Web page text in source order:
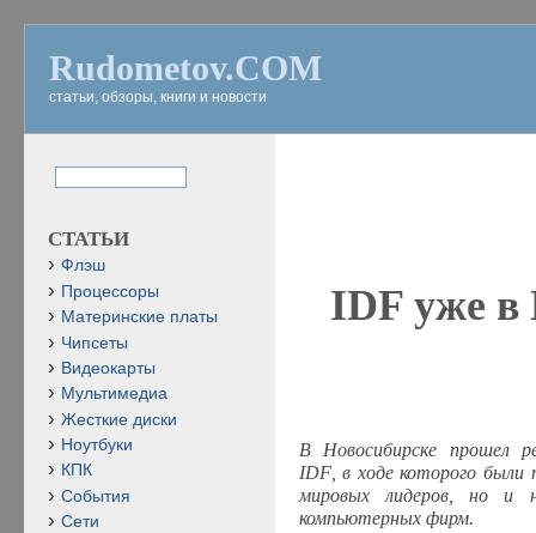
Rudometov.COM
статьи, обзоры, книги и новости
IDF уже в
В Новосибирске прошел
IDF, в ходе которого были
мировых лидеров, но и
компьютерных фирм.
СТАТЬИ
Флэш
Процессоры
Материнские платы
Чипсеты
Видеокарты
Мультимедиа
Жесткие диски
Ноутбуки
КПК
События
Сети